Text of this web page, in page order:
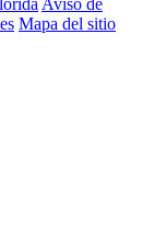
Mapa del sitio